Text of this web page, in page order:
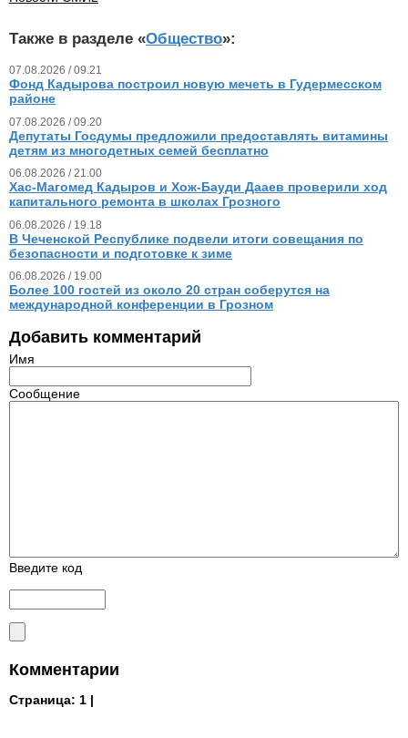
Также в разделе «Общество»:
07.08.2026 / 09.21
Фонд Кадырова построил новую мечеть в Гудермесском
районе
07.08.2026 / 09.20
Депутаты Госдумы предложили предоставлять витамины
детям из многодетных семей бесплатно
06.08.2026 / 21.00
Хас-Магомед Кадыров и Хож-Бауди Дааев проверили ход
капитального ремонта в школах Грозного
06.08.2026 / 19.18
В Чеченской Республике подвели итоги совещания по
безопасности и подготовке к зиме
06.08.2026 / 19.00
Более 100 гостей из около 20 стран соберутся на
международной конференции в Грозном
Добавить комментарий
Имя
Сообщение
Введите код
Комментарии
Страница: 1 |